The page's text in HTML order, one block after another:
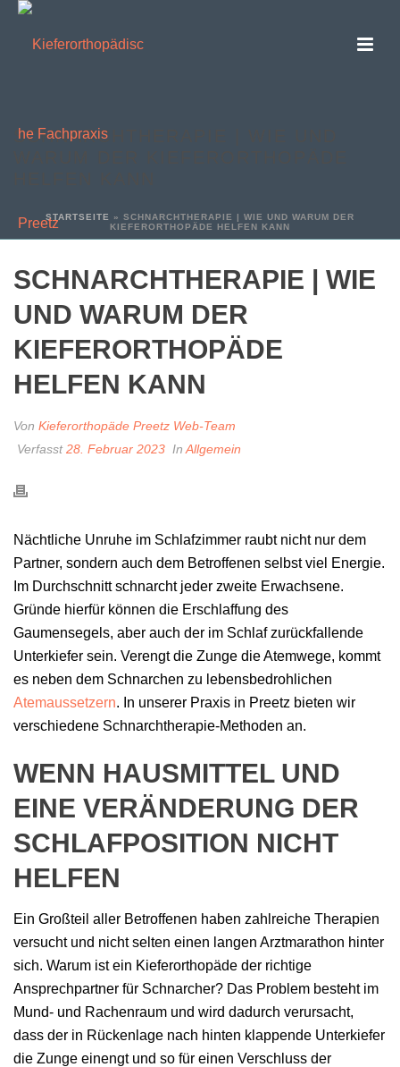
SCHNARCHTHERAPIE | WIE UND
STARTSEITE » SCHNARCHTHERAPIE | WIE UND WARUM DER
KIEFERORTHOPÄDE HELFEN KANN
SCHNARCHTHERAPIE | WIE
UND WARUM DER
KIEFERORTHOPÄDE
HELFEN KANN
Von Kieferorthopäde Preetz Web-Team
Verfasst28. Februar 2023 In Allgemein
Nächtliche Unruhe im Schlafzimmer raubt nicht nur dem
Partner, sondern auch dem Betroffenen selbst viel Energie.
Im Durchschnitt schnarcht jeder zweite Erwachsene.
Gründe hierfür können die Erschlaffung des
Gaumensegels, aber auch der im Schlaf zurückfallende
Unterkiefer sein. Verengt die Zunge die Atemwege, kommt
es neben dem Schnarchen zu lebensbedrohlichen
Atemaussetzern. In unserer Praxis in Preetz bieten wir
verschiedene Schnarchtherapie-Methoden an.
WENN HAUSMITTEL UND
EINE VERÄNDERUNG DER
SCHLAFPOSITION NICHT
HELFEN
Ein Großteil aller Betroffenen haben zahlreiche Therapien
versucht und nicht selten einen langen Arztmarathon hinter
sich. Warum ist ein Kieferorthopäde der richtige
Ansprechpartner für Schnarcher? Das Problem besteht im
Mund- und Rachenraum und wird dadurch verursacht,
dass der in Rückenlage nach hinten klappende Unterkiefer
die Zunge einengt und so für einen Verschluss der